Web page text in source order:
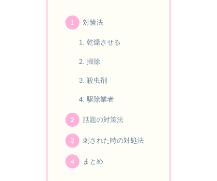
対策法
乾燥させる
掃除
殺虫剤
駆除業者
話題の対策法
刺された時の対処法
まとめ